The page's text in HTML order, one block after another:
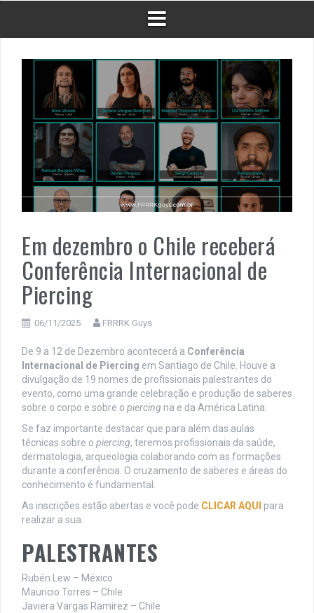
Em dezembro o Chile receberá
Conferência Internacional de
Piercing
06/11/2025 FRRRK Guys
De 9 a 12 de Dezembro acontecerá a Conferência
Internacional de Piercing em Santiago de Chile. Houve a
divulgação de 19 nomes de profissionais palestrantes do
evento, como uma grande celebração e produção de saberes
sobre o corpo e sobre o piercing na e da América Latina.
Se faz importante destacar que para além das aulas
técnicas sobre o piercing, teremos profissionais da saúde,
dermatologia, arqueologia colaborando com as formações
durante a conferência. O cruzamento de saberes e áreas do
conhecimento é fundamental.
As inscrições estão abertas e você pode CLICAR AQUI para
realizar a sua.
PALESTRANTES
Rubén Lew – México
Mauricio Torres – Chile
Javiera Vargas Ramirez – Chile